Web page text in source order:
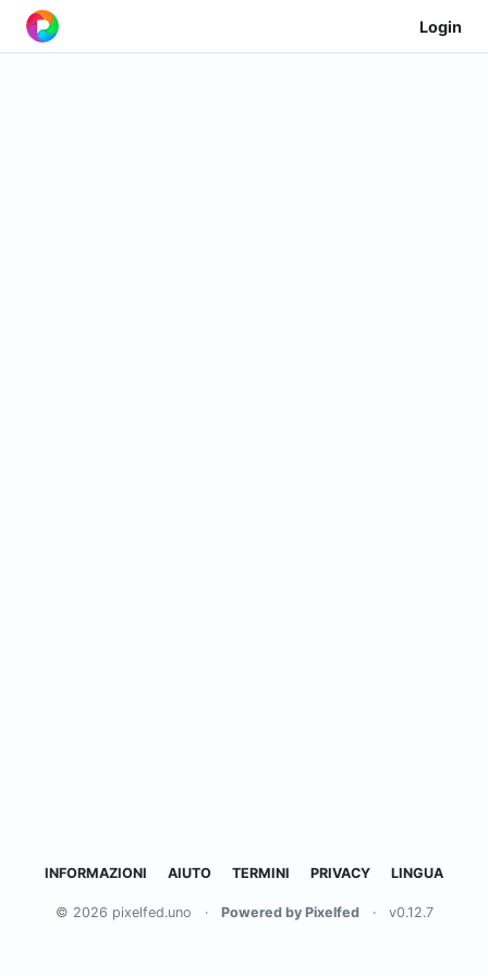
Login
INFORMAZIONI AIUTO TERMINI PRIVACY LINGUA
© 2026 pixelfed.uno · Powered by Pixelfed · v0.12.7